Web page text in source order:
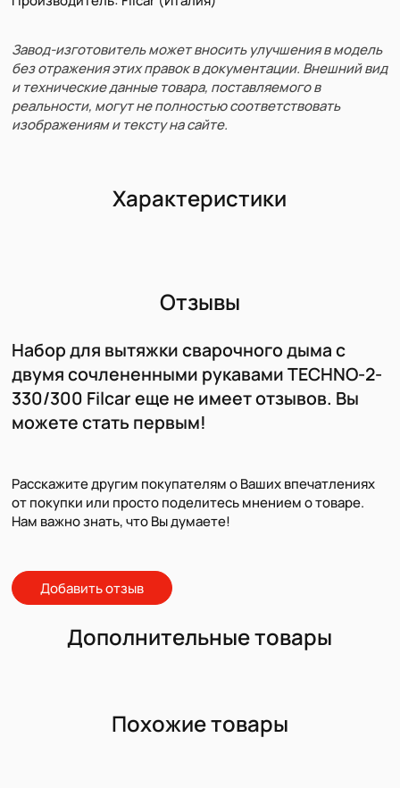
Завод-изготовитель может вносить улучшения в модель
без отражения этих правок в документации. Внешний вид
и технические данные товара, поставляемого в
реальности, могут не полностью соответствовать
изображениям и тексту на сайте.
Характеристики
Отзывы
Набор для вытяжки сварочного дыма с
двумя сочлененными рукавами TECHNO-2-
330/300 Filcar еще не имеет отзывов. Вы
можете стать первым!
Расскажите другим покупателям о Ваших впечатлениях
от покупки или просто поделитесь мнением о товаре.
Нам важно знать, что Вы думаете!
Добавить отзыв
Дополнительные товары
Похожие товары